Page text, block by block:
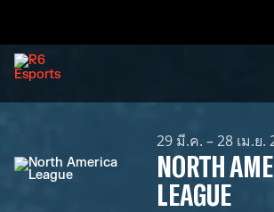
29 มี.ค. – 28 เม.ย.
NORTH
LEAGUE